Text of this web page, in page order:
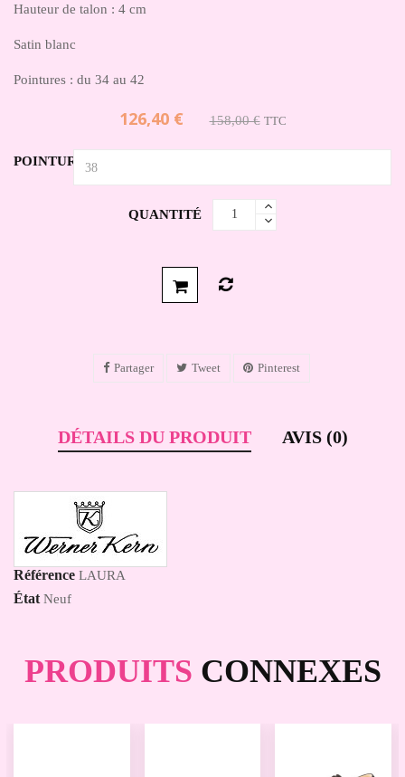
Hauteur de talon : 4 cm
Satin blanc
Pointures : du 34 au 42
126,40 € 158,00 € TTC
POINTURE
QUANTITÉ
Partager Tweet Pinterest
DÉTAILS DU PRODUIT AVIS (0)
Référence LAURA
État Neuf
PRODUITS CONNEXES